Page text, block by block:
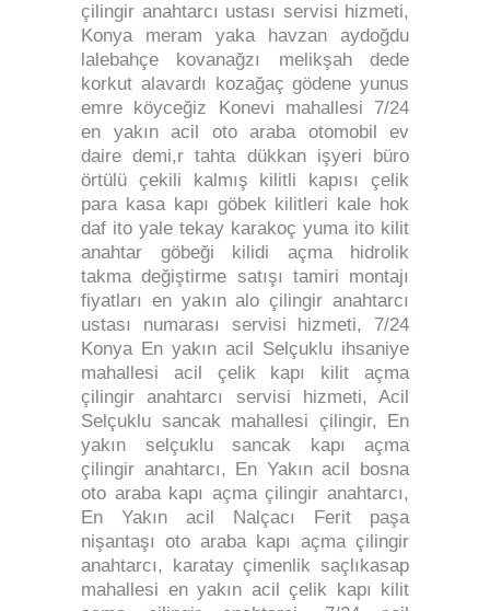
çilingir anahtarcı ustası servisi hizmeti,
Konya meram yaka havzan aydoğdu
lalebahçe kovanağzı melikşah dede
korkut alavardı kozağaç gödene yunus
emre köyceğiz Konevi mahallesi 7/24
en yakın acil oto araba otomobil ev
daire demi,r tahta dükkan işyeri büro
örtülü çekili kalmış kilitli kapısı çelik
para kasa kapı göbek kilitleri kale hok
daf ito yale tekay karakoç yuma ito kilit
anahtar göbeği kilidi açma hidrolik
takma değiştirme satışı tamiri montajı
fiyatları en yakın alo çilingir anahtarcı
ustası numarası servisi hizmeti, 7/24
Konya En yakın acil Selçuklu ihsaniye
mahallesi acil çelik kapı kilit açma
çilingir anahtarcı servisi hizmeti, Acil
Selçuklu sancak mahallesi çilingir, En
yakın selçuklu sancak kapı açma
çilingir anahtarcı, En Yakın acil bosna
oto araba kapı açma çilingir anahtarcı,
En Yakın acil Nalçacı Ferit paşa
nişantaşı oto araba kapı açma çilingir
anahtarcı, karatay çimenlik saçlıkasap
mahallesi en yakın acil çelik kapı kilit